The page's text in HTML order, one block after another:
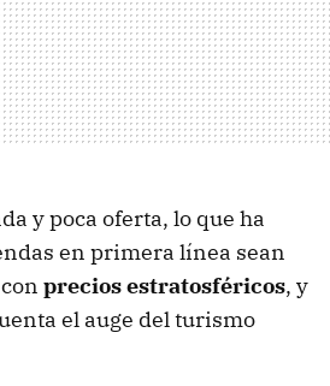
y poca oferta, lo que ha
en primera línea sean
precios estratosféricos, y
el auge del turismo